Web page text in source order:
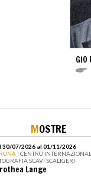
GIO
MOSTRE
30/07/2026 al 01/11/2026
| CENTRO
SCAVI SCALIGERI
Lange